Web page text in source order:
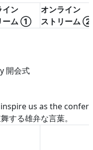
イン
ーム ①
オンライン
ストリーム ②
開会式
us as the
する雄弁な言葉。